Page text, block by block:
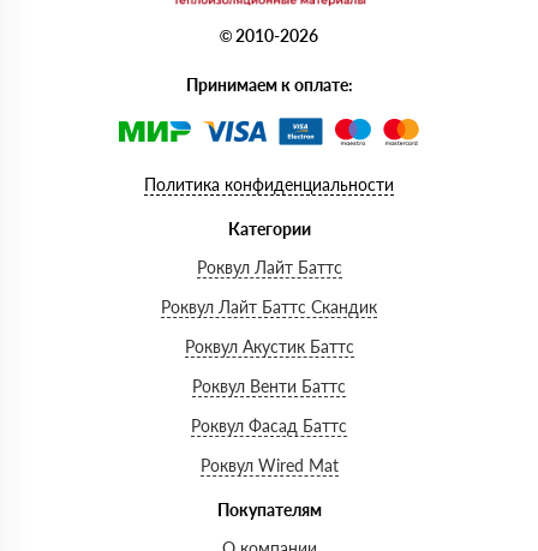
© 2010-2026
Принимаем к оплате:
Политика конфиденциальности
Категории
Роквул Лайт Баттс
Роквул Лайт Баттс Скандик
Роквул Акустик Баттс
Роквул Венти Баттс
Роквул Фасад Баттс
Роквул Wired Mat
Покупателям